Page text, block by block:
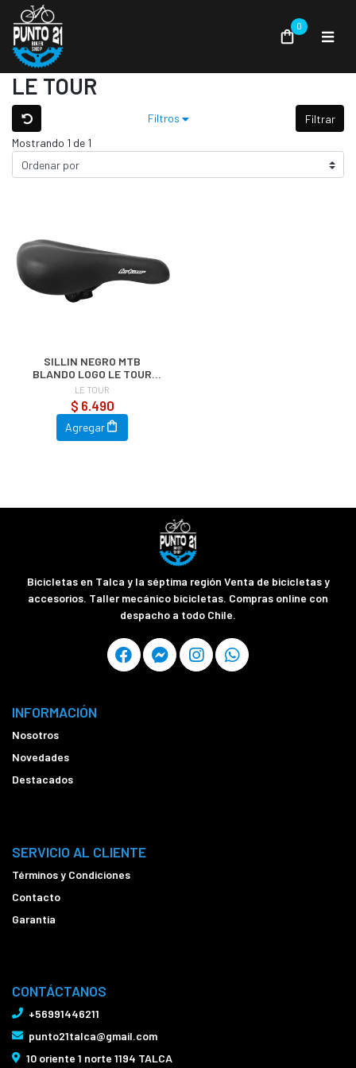
0
LE TOUR
Filtros
Filtrar
Mostrando 1 de 1
SILLIN NEGRO MTB
BLANDO LOGO LE TOUR
BLANDO CON RIELES
LE TOUR
$ 6.490
Agregar
Bicicletas en Talca y la séptima región Venta de bicicletas y
accesorios. Taller mecánico bicicletas. Compras online con
despacho a todo Chile.
INFORMACIÓN
Nosotros
Novedades
Destacados
SERVICIO AL CLIENTE
Términos y Condiciones
Contacto
Garantía
CONTÁCTANOS
+56991446211
punto21talca@gmail.com
10 oriente 1 norte 1194 TALCA